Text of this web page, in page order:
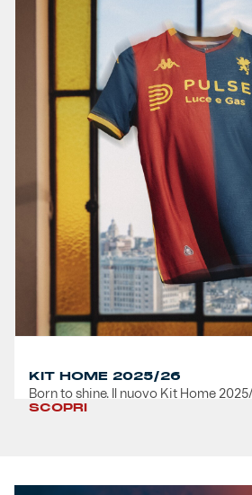
KIT HOME 2025/26
Born to shine. Il nuovo Kit Home
SCOPRI